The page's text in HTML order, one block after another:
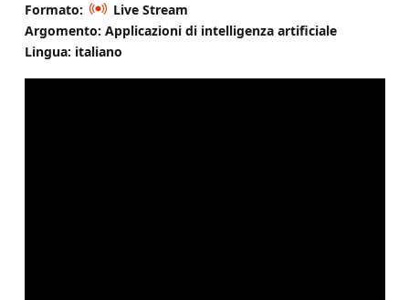
Formato:
Live Stream
Argomento: Applicazioni di intelligenza artificiale
Lingua: italiano